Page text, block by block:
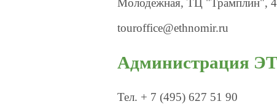
Молодежная, ТЦ "Трамплин", 4
touroffice@ethnomir.ru
Администрация
Тел. + 7 (495) 627 51 90